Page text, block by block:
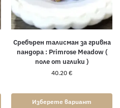
Сребърен талисман за гривна
пандора : Primrose Meadow (
поле от иглики )
40.20 €
Изберете вариант